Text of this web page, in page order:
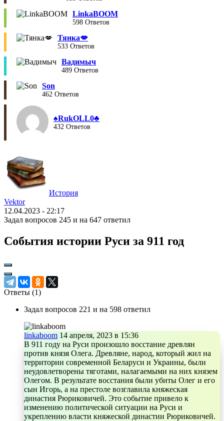
LinkaBOOM
598 Ответов
Тянка💋
533 Ответов
Вадимыч
489 Ответов
Son
462 Ответов
♠︎RukOLL0♣︎
432 Ответов
История
Vektor
12.04.2023 - 22:17
Задал вопросов 245 и на 647 ответил
События истории Руси за 911 год
Ответы (1)
Задал вопросов 221 и на 598 ответил
linkaboom 14 апреля, 2023 в 15:36
В 911 году на Руси произошло восстание древлян
против князя Олега. Древляне, народ, который жил на
территории современной Беларуси и Украины, были
неудовлетворены тяготами, налагаемыми на них князем
Олегом. В результате восстания были убиты Олег и его
сын Игорь, а на престоле возглавила княжеская
династия Рюриковичей. Это событие привело к
изменению политической ситуации на Руси и
укреплению власти княжеской династии Рюриковичей.